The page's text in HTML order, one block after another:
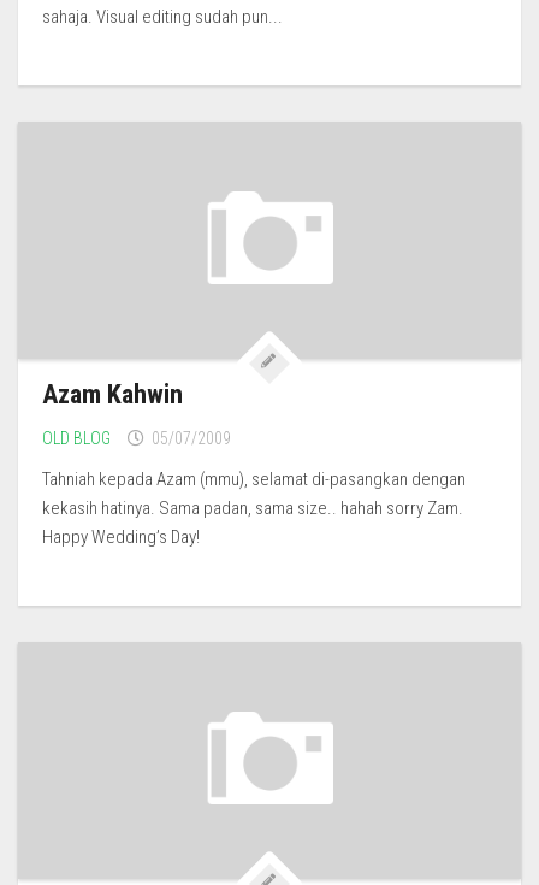
sahaja. Visual editing sudah pun...
Azam Kahwin
OLD BLOG 05/07/2009
Tahniah kepada Azam (mmu), selamat di-pasangkan dengan
kekasih hatinya. Sama padan, sama size.. hahah sorry Zam.
Happy Wedding’s Day!